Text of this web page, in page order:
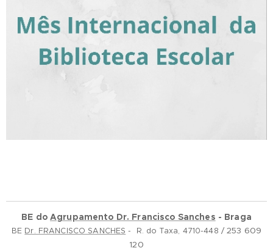
BE doAgrupamento Dr. Francisco Sanches - Braga
BE Dr. FRANCISCO SANCHES - R. do Taxa, 4710-448 /253 609
120